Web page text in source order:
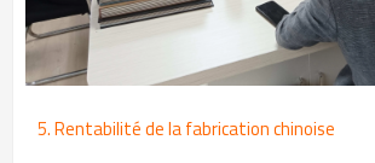
5. Rentabilité de la fabrication chinoise